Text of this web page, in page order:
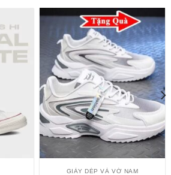
GIÀY DÉP VÀ VỚ NAM